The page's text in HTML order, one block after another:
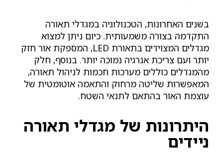
בשנים האחרונות, הטכנולוגיה במגדלי תאורה
התקדמה בצורה משמעותית. כיום ניתן למצוא
מגדלים המצוידים בתאורת LED, המספקת אור חזק
יותר ועם צריכת אנרגיה נמוכה יותר. בנוסף, חלק
מהמגדלים כוללים מערכות חכמות לניהול תאורה,
המאפשרות שליטה מרחוק והתאמה אוטומטית של
עוצמת האור בהתאם לתנאי השטח.
היתרונות של מגדלי תאורה
ניידים